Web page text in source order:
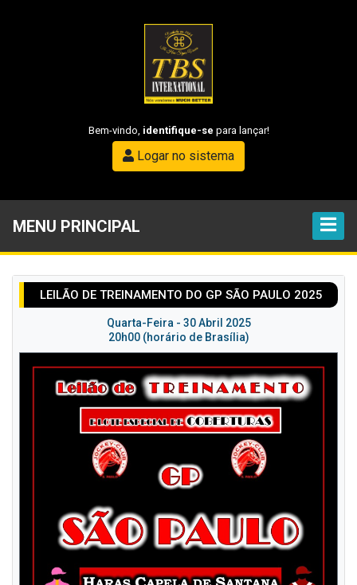
Bem-vindo, identifique-se para lançar!
Logar no sistema
MENU PRINCIPAL
LEILÃO DE TREINAMENTO DO GP SÃO PAULO 2025
Quarta-Feira - 30 Abril 2025
20h00 (horário de Brasília)